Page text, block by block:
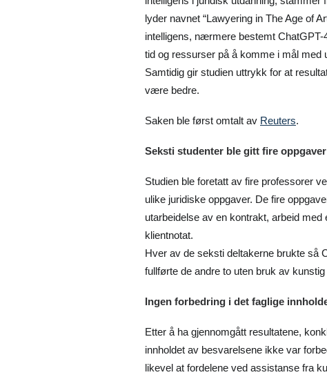
lyder navnet “Lawyering in The Age of
intelligens, nærmere bestemt
tid og ressurser på å komme i mål med
Samtidig gir studien uttrykk for at
være bedre.
Saken ble først omtalt av Reuters.
Seksti studenter ble gitt fire oppgaver
Studien ble foretatt av fire professorer
ulike juridiske oppgaver. De fire
utarbeidelse av en kontrakt, arbeid
klientnotat.
Hver av de seksti deltakerne brukte så
fullførte de andre to uten bruk av
Ingen forbedring i det faglige
Etter å ha gjennomgått resultatene,
innholdet av besvarelsene ikke var
likevel at fordelene ved assistanse fra